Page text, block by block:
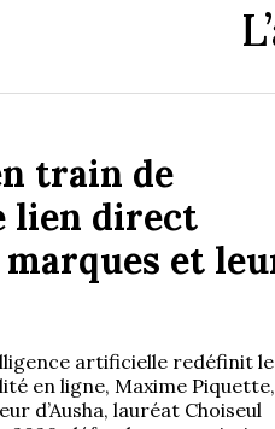
train de
lien direct
et
artificielle redéfinit
en ligne, Maxime Piquette,
d’Ausha, lauréat Choiseul